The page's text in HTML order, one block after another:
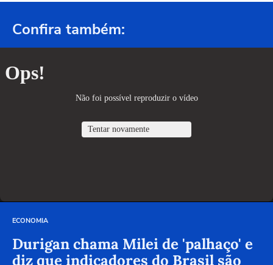
Confira também:
ECONOMIA
Durigan chama Milei de 'palhaço' e
diz que indicadores do Brasil são